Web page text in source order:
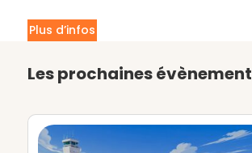
Plus d’infos
Les prochaines